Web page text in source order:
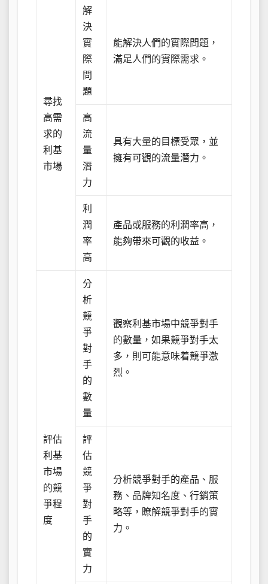
尋找
高需
求的
利基
市場
解
決
實
際
問
題
能解決人們的實際問題，
滿足人們的實際需求。
高
流
量
潛
力
具有大量的目標受眾，並
擁有可觀的流量潛力。
利
潤
率
高
產品或服務的利潤率高，
能夠帶來可觀的收益。
評估
利基
市場
的競
爭程
度
分
析
競
爭
對
手
的
數
量
觀察利基市場中競爭對手
的數量，如果競爭對手太
多，則可能意味着競爭激
烈。
評
估
競
爭
對
手
的
實
力
分析競爭對手的產品、服
務、品牌知名度、行銷策
略等，瞭解競爭對手的實
力。